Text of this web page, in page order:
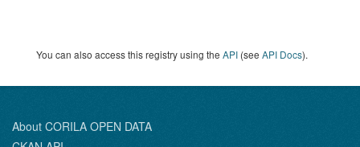
You can also access this registry using the API (see API Docs).
About CORILA OPEN DATA